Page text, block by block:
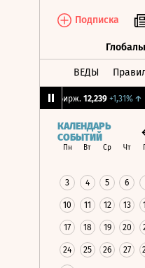
Подписка
ВЕДЫ
CNY Бирж. 12,239 +1,31%↑
КАЛЕНДАРЬ
СОБЫТИЙ
Пн Вт Ср Чт
3 4 5 6
10 11 12 13
17 18 19 20
24 25 26 27